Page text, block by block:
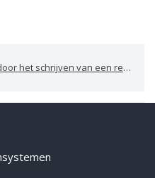
het schrijven van een review